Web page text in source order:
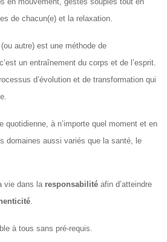
de chacun(e) et la relaxation.
autre) est une méthode de
un entraînement du corps et de l’esprit.
d’évolution et de transformation qui
quotidienne, à n’importe quel moment et en
domaines aussi variés que la santé, le
vie dans la responsabilité afin d’atteindre
.
à tous sans pré-requis.